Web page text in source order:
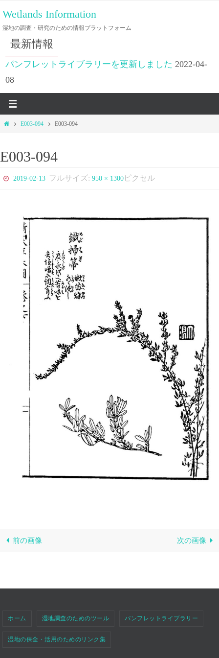
ン
テ
ツ
ス
プ
Wetlands Information
湿地の調査・研究のための情報プラットフォーム
最新情報
パンフレットライブラリーを更新しました 2022-04-
08
ホ
E003-094 E003-094
E003-094
2019-02-13 フルサイズ:950 × 1300 ピクセル
前の画像 次の画像
ホーム 湿地調査のためのツール パンフレットライブラリー
湿地の保全・活用のためのリンク集